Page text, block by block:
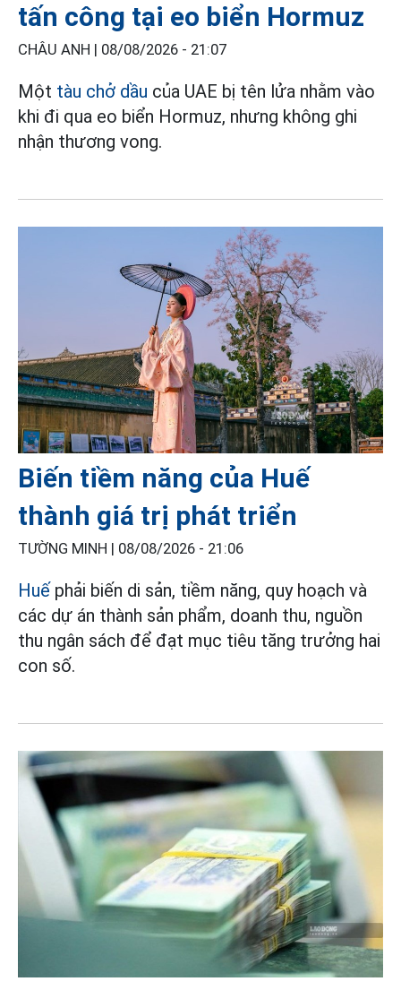
tấn công tại eo biển Hormuz
CHÂU ANH | 08/08/2026 - 21:07
Một tàu chở dầu của UAE bị tên lửa nhằm vào
khi đi qua eo biển Hormuz, nhưng không ghi
nhận thương vong.
Biến tiềm năng của Huế
thành giá trị phát triển
TƯỜNG MINH | 08/08/2026 - 21:06
Huế phải biến di sản, tiềm năng, quy hoạch và
các dự án thành sản phẩm, doanh thu, nguồn
thu ngân sách để đạt mục tiêu tăng trưởng hai
con số.